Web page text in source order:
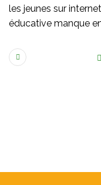
les jeunes sur
éducative manque